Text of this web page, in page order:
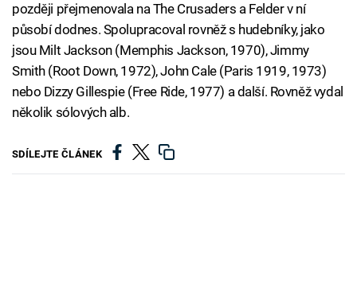
později přejmenovala na The Crusaders a Felder v ní
působí dodnes. Spolupracoval rovněž s hudebníky, jako
jsou Milt Jackson (Memphis Jackson, 1970), Jimmy
Smith (Root Down, 1972), John Cale (Paris 1919, 1973)
nebo Dizzy Gillespie (Free Ride, 1977) a další. Rovněž vydal
několik sólových alb.
SDÍLEJTE ČLÁNEK